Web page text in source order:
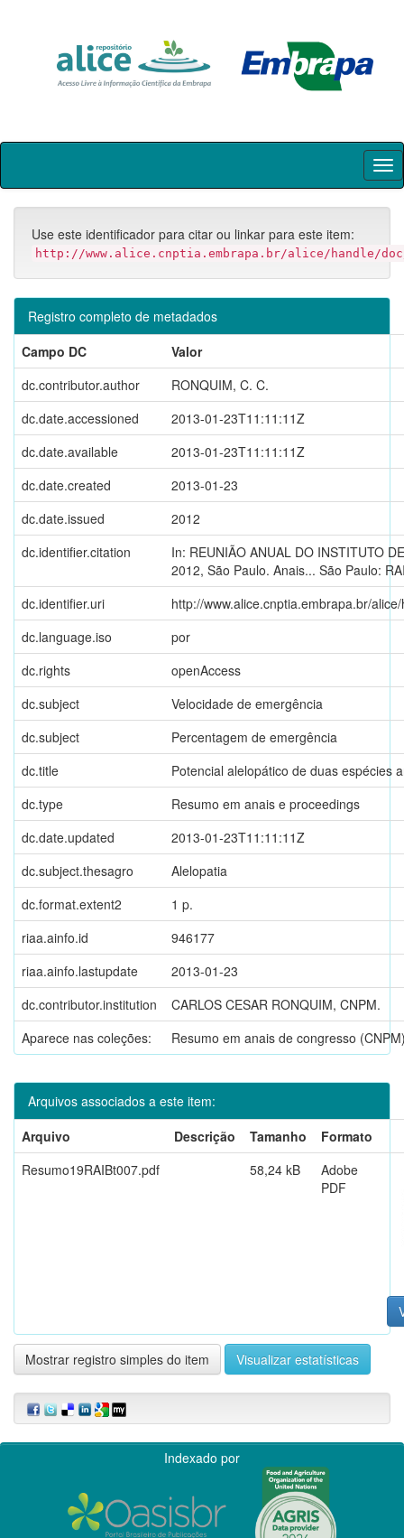
Skip
Use este identificador para citar ou linkar para este item:
http://www.alice.cnptia.embrapa.br/alice/handle/
Registro completo de metadados
Campo DC
Valor
dc.contributor.author
RONQUIM, C. C.
dc.date.accessioned
2013-01-23T11:11:11Z
dc.date.available
2013-01-23T11:11:11Z
dc.date.created
2013-01-23
dc.date.issued
2012
dc.identifier.citation
In: REUNIÃO ANUAL DO INSTITUTO
2012, São Paulo. Anais... São Paulo:
dc.identifier.uri
http://www.alice.cnptia.embrapa.br/
dc.language.iso
por
dc.rights
openAccess
dc.subject
Velocidade de emergência
dc.subject
Percentagem de emergência
dc.title
Potencial alelopático de duas espécies
dc.type
Resumo em anais e proceedings
dc.date.updated
2013-01-23T11:11:11Z
dc.subject.thesagro
Alelopatia
dc.format.extent2
1 p.
riaa.ainfo.id
946177
riaa.ainfo.lastupdate
2013-01-23
dc.contributor.institution
CARLOS CESAR RONQUIM, CNPM.
Aparece nas coleções:
Resumo em anais de congresso
Arquivos associados a este item:
Arquivo
Descrição Tamanho
Formato
Resumo19RAIBt007.pdf
58,24 kB
Adobe
PDF
Mostrar registro simples do item Visualizar estatísticas
Indexado por